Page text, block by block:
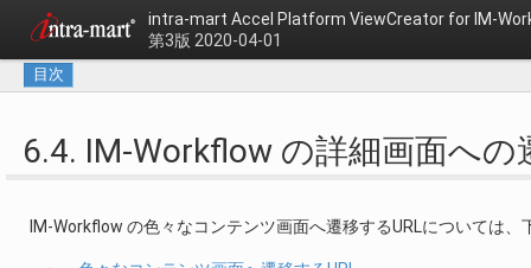
intra-mart Accel Platform ViewCreator for IM-
第3版 2020-04-01
目次
6.4. IM-Workflow の詳細画面への
IM-Workflow の色々なコンテンツ画面へ遷移するURLについては、